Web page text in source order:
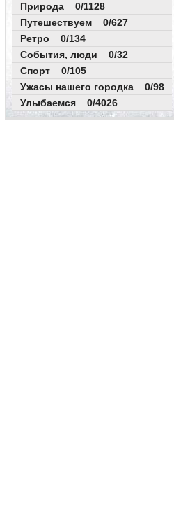
Природа 0/1128
Путешествуем 0/627
Ретро 0/134
События, люди 0/32
Спорт 0/105
Ужасы нашего городка 0/98
Улыбаемся 0/4026